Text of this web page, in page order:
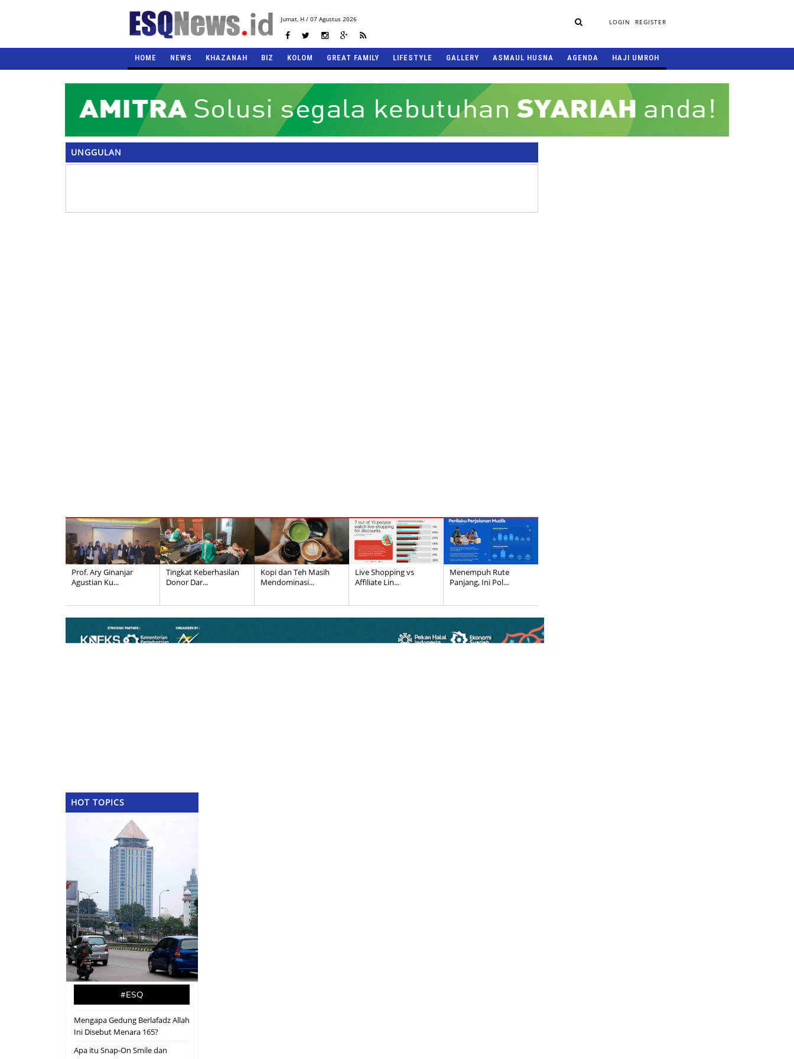
Jumat,H / 07 Agustus 2026 LOGIN REGISTER
HOME NEWS KHAZANAH BIZ KOLOM GREAT FAMILY LIFESTYLE GALLERY ASMAUL HUSNA AGENDA HAJI UMROH
UNGGULAN
Prof. Ary Ginanjar
Agustian Ku...
Tingkat Keberhasilan
Donor Dar...
Kopi dan Teh Masih
Mendominasi...
Live Shopping vs
Affiliate Lin...
Menempuh Rute
Panjang, Ini Pol...
HOT TOPICS
#ESQ
Mengapa Gedung Berlafadz Allah
Ini Disebut Menara 165?
Apa itu Snap-On Smile dan